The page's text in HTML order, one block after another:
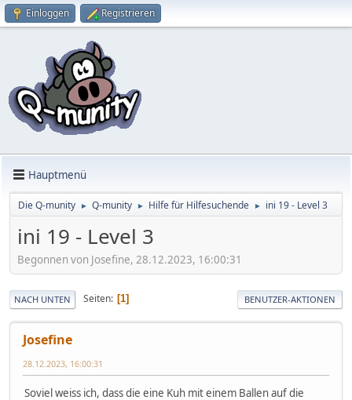
Einloggen Registrieren
Hauptmenü
Die Q-munity ► Q-munity ► Hilfe für Hilfesuchende ► ini 19 - Level 3
ini 19 - Level 3
Begonnen von Josefine, 28.12.2023, 16:00:31
NACH UNTEN Seiten 1 BENUTZER-AKTIONEN
Josefine
28.12.2023, 16:00:31
Soviel weiss ich, dass die eine Kuh mit einem Ballen auf die